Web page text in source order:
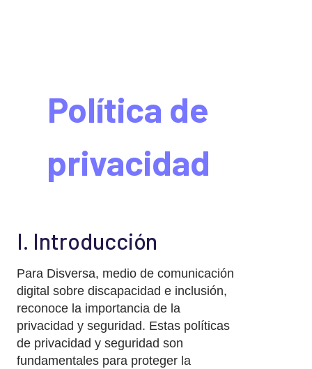
Política de
privacidad
I. Introducción
Para Disversa, medio de comunicación
digital sobre discapacidad e inclusión,
reconoce la importancia de la
privacidad y seguridad. Estas políticas
de privacidad y seguridad son
fundamentales para proteger la